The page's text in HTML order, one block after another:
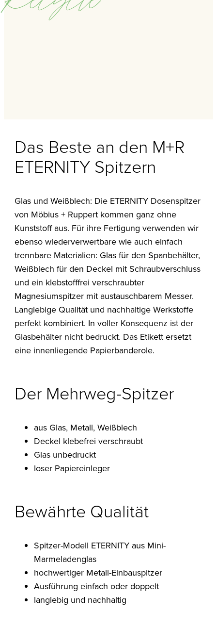
Das Beste an den M+R
ETERNITY Spitzern
Glas und Weißblech: Die ETERNITY Dosenspitzer
von Möbius + Ruppert kommen ganz ohne
Kunststoff aus. Für ihre Fertigung verwenden wir
ebenso wiederverwertbare wie auch einfach
trennbare Materialien: Glas für den Spanbehälter,
Weißblech für den Deckel mit Schraubverschluss
und ein klebstofffrei verschraubter
Magnesiumspitzer mit austauschbarem Messer.
Langlebige Qualität und nachhaltige Werkstoffe
perfekt kombiniert. In voller Konsequenz ist der
Glasbehälter nicht bedruckt. Das Etikett ersetzt
eine innenliegende Papierbanderole.
Der Mehrweg-Spitzer
aus Glas, Metall, Weißblech
Deckel klebefrei verschraubt
Glas unbedruckt
loser Papiereinleger
Bewährte Qualität
Spitzer-Modell ETERNITY aus Mini-
Marmeladenglas
hochwertiger Metall-Einbauspitzer
Ausführung einfach oder doppelt
langlebig und nachhaltig